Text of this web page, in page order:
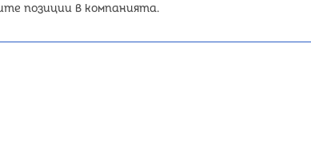
позиции в компанията.